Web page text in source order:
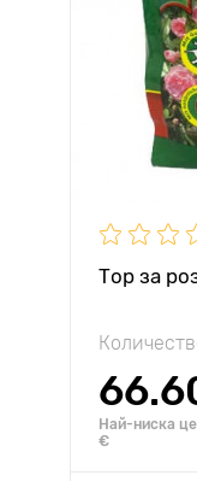
Тор за
Най-ниска
€